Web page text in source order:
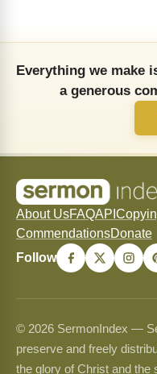
Everything we make
a generous
About UsFAQAPI
CommendationsDonate
Follow
© 2026 SermonIndex —
preserve and freely
the glory of Christ and the